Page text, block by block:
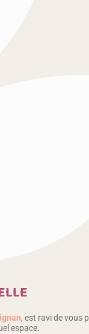
, est ravi de vous
espace.